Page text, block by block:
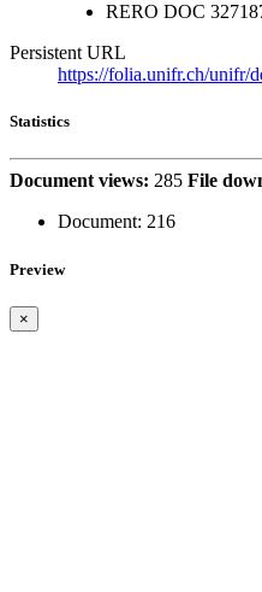
RERO DOC
Persistent URL
https://folia.unifr.ch/unifr/
Statistics
Document views: 285 File
Document: 216
Preview
×